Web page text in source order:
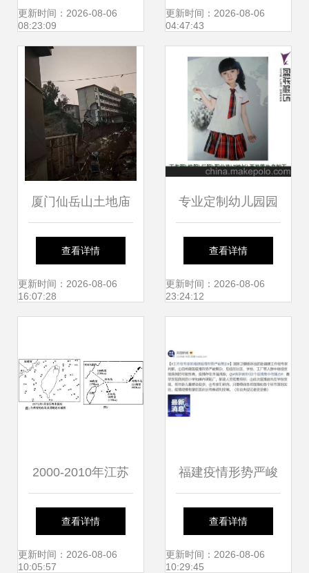
销策划的创新融合
更新时间：2026-08-06
08:23:09
国舞台美术展，厦
门市仙岳小学参与
互动
更新时间：2026-08-06
04:47:43
厦门仙岳山土地庙
灵验背后的香火与
祈愿
查看详情
更新时间：2026-08-06
16:07:28
专业定制幼儿园园
服、小学生校服与
表演服装——厦门
门市仙岳小学
查看详情
更新时间：2026-08-06
23:24:12
2000-2010年江苏
某城市工厂数量空
间变化分析
查看详情
更新时间：2026-08-06
10:05:57
福建疫情形势严峻
复杂 全国新增49
例，厦门仙岳小学
查看详情
更新时间：2026-08-06
10:29:45